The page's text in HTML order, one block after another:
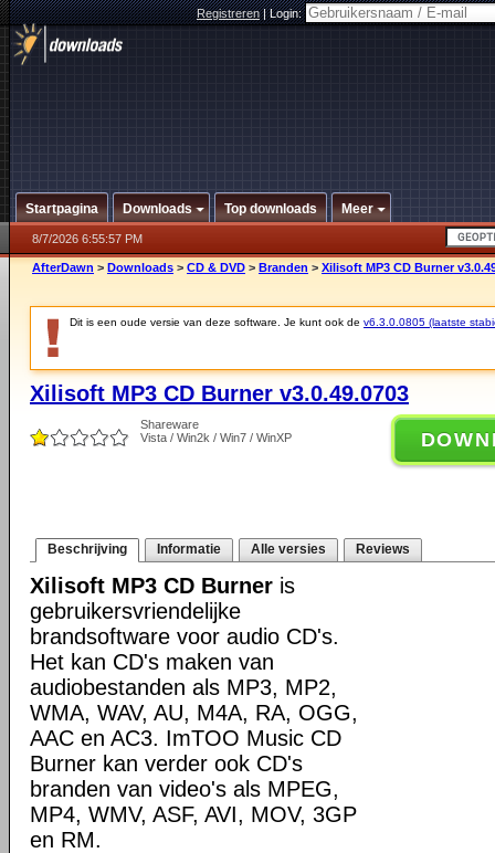
Registreren|Login:
Startpagina Downloads Top downloads Meer
8/7/2026 6:55:57 PM
AfterDawn > Downloads > CD & DVD > Branden > Xilisoft MP3 CD Burner
Dit is een oude versie van deze software. Je kunt ook de v6.3.0.0805 (laatste
Xilisoft MP3 CD Burner v3.0.49.0703
Shareware
Vista / Win2k / Win7 / WinXP
Beschrijving Informatie Alle versies Reviews
Xilisoft MP3 CD Burner is
gebruikersvriendelijke
brandsoftware voor audio CD's.
Het kan CD's maken van
audiobestanden als MP3, MP2,
WMA, WAV, AU, M4A, RA, OGG,
AAC en AC3. ImTOO Music CD
Burner kan verder ook CD's
branden van video's als MPEG,
MP4, WMV, ASF, AVI, MOV, 3GP
en RM.